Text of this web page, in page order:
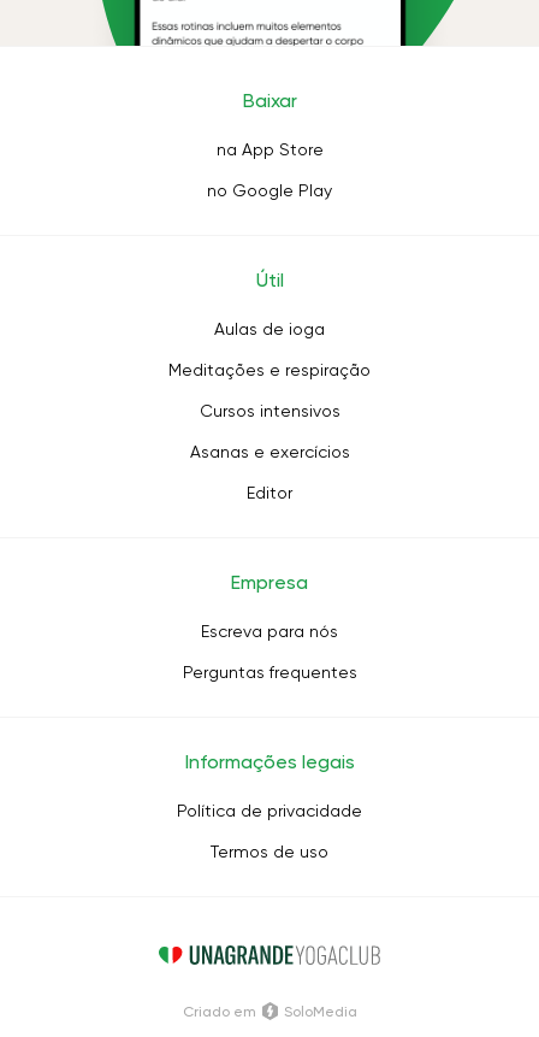
Baixar
na App Store
no Google Play
Útil
Aulas de ioga
Meditações e respiração
Cursos intensivos
Asanas e exercícios
Editor
Empresa
Escreva para nós
Perguntas frequentes
Informações legais
Política de privacidade
Termos de uso
Criado em SoloMedia